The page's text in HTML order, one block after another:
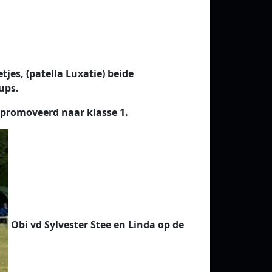
(patella Luxatie) beide
naar klasse 1.
Obi vd Sylvester Stee en Linda op de